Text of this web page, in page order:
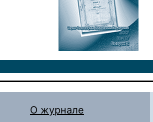
О журнале